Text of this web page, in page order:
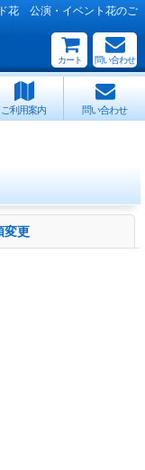
公演・イベント花のご
カート 問い合わせ
ご利用案内 問い合わせ
変更